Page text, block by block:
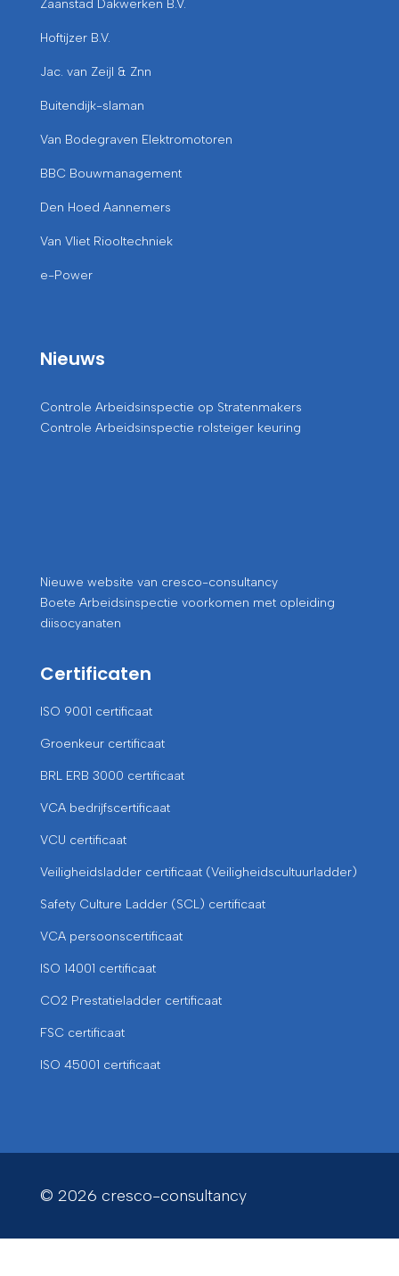
Zaanstad Dakwerken B.V.
Hoftijzer B.V.
Jac. van Zeijl & Znn
Buitendijk-slaman
Van Bodegraven Elektromotoren
BBC Bouwmanagement
Den Hoed Aannemers
Van Vliet Riooltechniek
e-Power
Nieuws
Controle Arbeidsinspectie op Stratenmakers
Controle Arbeidsinspectie rolsteiger keuring
Nieuwe website van cresco-consultancy
Boete Arbeidsinspectie voorkomen met opleiding
diisocyanaten
Certificaten
ISO 9001 certificaat
Groenkeur certificaat
BRL ERB 3000 certificaat
VCA bedrijfscertificaat
VCU certificaat
Veiligheidsladder certificaat (Veiligheidscultuurladder)
Safety Culture Ladder (SCL) certificaat
VCA persoonscertificaat
ISO 14001 certificaat
CO2 Prestatieladder certificaat
FSC certificaat
ISO 45001 certificaat
© 2026 cresco-consultancy